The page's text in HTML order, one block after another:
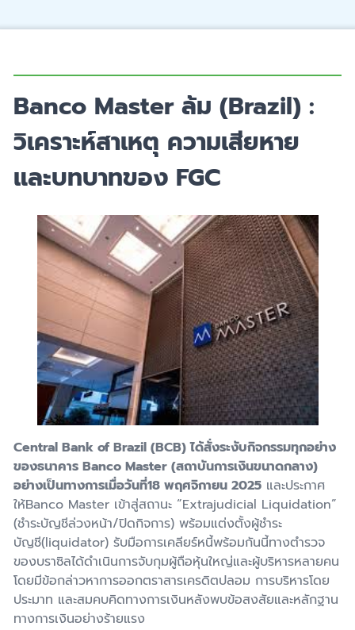
Banco Master ล้ม (Brazil) :
วิเคราะห์สาเหตุ ความเสียหาย
และบทบาทของ FGC
Central Bank of Brazil (BCB) ได้สั่งระงับกิจกรรมทุกอย่าง
ของธนาคาร Banco Master (สถาบันการเงินขนาดกลาง)
อย่างเป็นทางการเมื่อวันที่18 พฤศจิกายน 2025 และประกาศ
ให้Banco Master เข้าสู่สถานะ “Extrajudicial Liquidation”
(ชำระบัญชีล่วงหน้า/ปิดกิจการ) พร้อมแต่งตั้งผู้ชำระ
บัญชี(liquidator) รับมือการเคลียร์หนี้พร้อมกันนี้ทางตำรวจ
ของบราซิลได้ดำเนินการจับกุมผู้ถือหุ้นใหญ่และผู้บริหารหลายคน
โดยมีข้อกล่าวหาการออกตราสารเครดิตปลอม การบริหารโดย
ประมาท และสมคบคิดทางการเงินหลังพบข้อสงสัยและหลักฐาน
ทางการเงินอย่างร้ายแรง